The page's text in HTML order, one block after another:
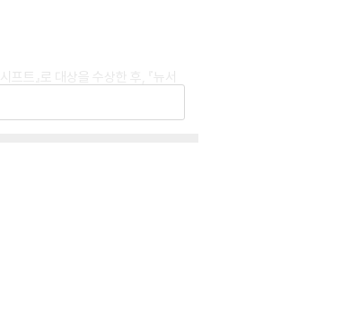
프트』로 대상을 수상한 후, 『뉴서
. 총과 칼, 선혈과 비명 너머에 자
있다. 『트로피컬 나이트』는 조